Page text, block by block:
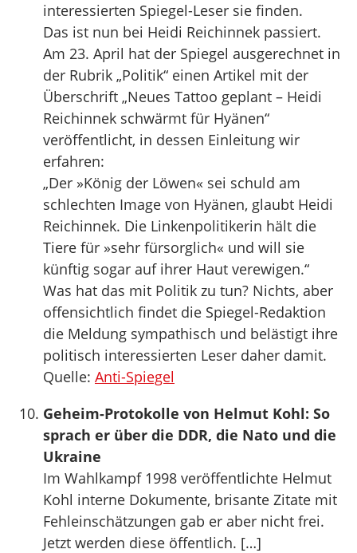
interessierten Spiegel-Leser sie finden.
Das ist nun bei Heidi Reichinnek passiert.
Am 23. April hat der Spiegel ausgerechnet in
der Rubrik „Politik“ einen Artikel mit der
Überschrift „Neues Tattoo geplant – Heidi
Reichinnek schwärmt für Hyänen“
veröffentlicht, in dessen Einleitung wir
erfahren:
„Der »König der Löwen« sei schuld am
schlechten Image von Hyänen, glaubt Heidi
Reichinnek. Die Linkenpolitikerin hält die
Tiere für »sehr fürsorglich« und will sie
künftig sogar auf ihrer Haut verewigen.“
Was hat das mit Politik zu tun? Nichts, aber
offensichtlich findet die Spiegel-Redaktion
die Meldung sympathisch und belästigt ihre
politisch interessierten Leser daher damit.
Quelle: Anti-Spiegel
Geheim-Protokolle von Helmut Kohl: So
sprach er über die DDR, die Nato und die
Ukraine
Im Wahlkampf 1998 veröffentlichte Helmut
Kohl interne Dokumente, brisante Zitate mit
Fehleinschätzungen gab er aber nicht frei.
Jetzt werden diese öffentlich. […]